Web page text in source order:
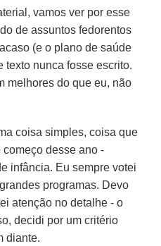
vamos ver por esse
de assuntos fedorentos
(e o plano de saúde
texto nunca fosse escrito.
melhores do que eu, não
coisa simples, coisa que
desse ano -
infância. Eu sempre votei
programas. Devo
atenção no detalhe - o
decidi por um critério
diante.